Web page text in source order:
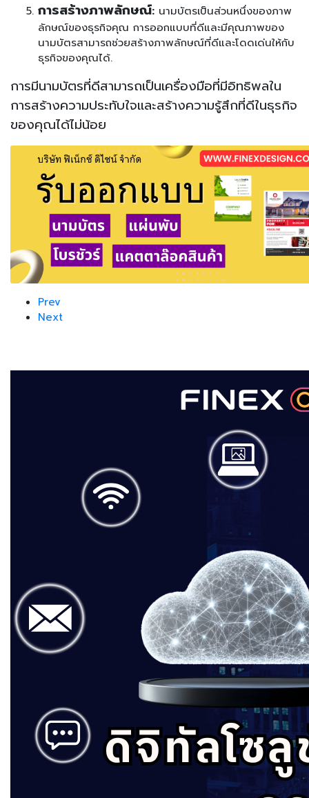
การสร้างภาพลักษณ์: นามบัตรเป็นส่วนหนึ่งของภาพ
ลักษณ์ของธุรกิจคุณ การออกแบบที่ดีและมีคุณภาพของ
นามบัตรสามารถช่วยสร้างภาพลักษณ์ที่ดีและโดดเด่นให้กับ
ธุรกิจของคุณได้.
การมีนามบัตรที่ดีสามารถเป็นเครื่องมือที่มีอิทธิพลใน
การสร้างความประทับใจและสร้างความรู้สึกที่ดีในธุรกิจ
ของคุณได้ไม่น้อย
Prev
Next